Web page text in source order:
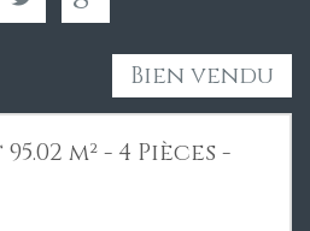
Bien vendu
m² - 4 Pièces -